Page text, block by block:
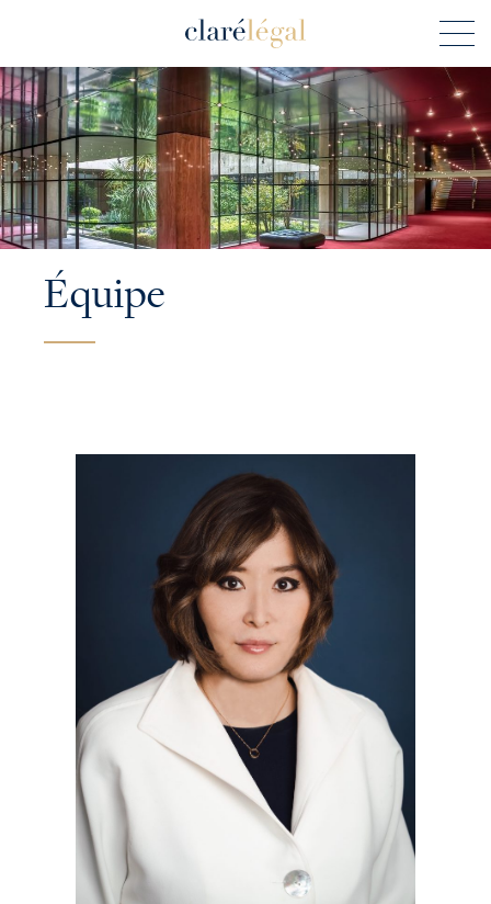
Équipe